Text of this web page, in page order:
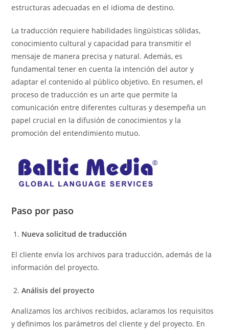
estructuras adecuadas en el idioma de destino.
La traducción requiere habilidades lingüísticas sólidas,
conocimiento cultural y capacidad para transmitir el
mensaje de manera precisa y natural. Además, es
fundamental tener en cuenta la intención del autor y
adaptar el contenido al público objetivo. En resumen, el
proceso de traducción es un arte que permite la
comunicación entre diferentes culturas y desempeña un
papel crucial en la difusión de conocimientos y la
promoción del entendimiento mutuo.
Paso por paso
Nueva solicitud de traducción
El cliente envía los archivos para traducción, además de la
información del proyecto.
Análisis del proyecto
Analizamos los archivos recibidos, aclaramos los requisitos
y definimos los parámetros del cliente y del proyecto. En